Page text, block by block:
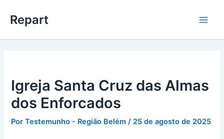
para
conteúdo
Repart
Igreja Santa Cruz das Almas
dos Enforcados
PorTestemunho - Região Belém/ 25 de agosto de 2025